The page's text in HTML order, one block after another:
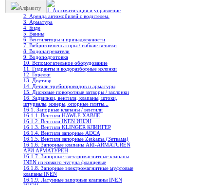
Алфавиту
1. Автоматизация и управление
2. Аренда автомобилей с водителем.
3. Арматура
4. Биде
5. Ванны
6. Вентиляторы и принадлежности
7. Виброкомпенсаторы / гибкие вставки
8. Водонагреватели
9. Водоподготовка
10. Вспомогательное оборудование
11. Гидранты и водоразборные колонки
12. Горелки
13. Двутавр
14. Детали трубопроводов и арматуры
15. Дисковые поворотные затворы / заслонки
16. Задвижки, вентили, клапаны, штоки,
штурвалы, коверы, опорные плиты...
16.1. Запорные клапаны / вентили
16.1.1. Вентили HAWLE ХАВЛЕ
16.1.2. Вентили INEN ИНЭН
16.1.3. Вентили KLINGER КЛИНГЕР
16.1.4. Вентили запорные ADCA
16.1.5. Вентили запорные Zetkama (Зеткама)
16.1.6. Запорные клапаны ARI-ARMATUREN
АРИ АРМАТУРЕН
16.1.7. Запорные электромагнитные клапаны
INEN из ковкого чугуна фланцевые
16.1.8. Запорные электромагнитные муфтовые
клапаны INEN
16.1.9. Латунные запорные клапаны INEN